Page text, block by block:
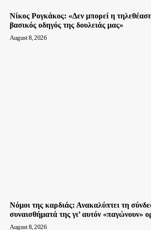
Νίκος Ρογκάκος: «Δεν μπορεί η
βασικός οδηγός της δουλειάς μας»
August 8, 2026
Νόμοι της καρδιάς: Ανακαλύπτει τη
συναισθήματά της γι’ αυτόν «παγώνουν»
August 8, 2026